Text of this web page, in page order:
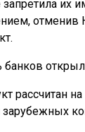
запретила их
отменив
банков
рассчитан